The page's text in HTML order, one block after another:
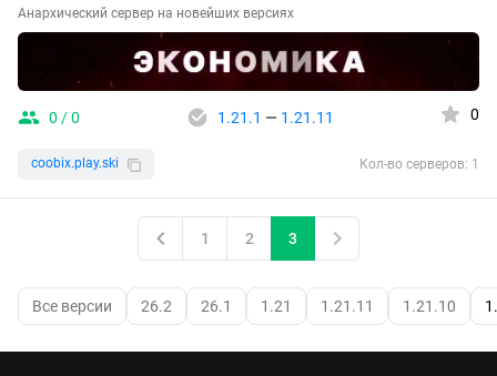
Анархический сервер на новейших версиях
0 / 0 1.21.1 — 1.21.11 0
coobix.play.ski Кол-во серверов: 1
1 2 3
Все версии 26.2 26.1 1.21 1.21.11 1.21.10